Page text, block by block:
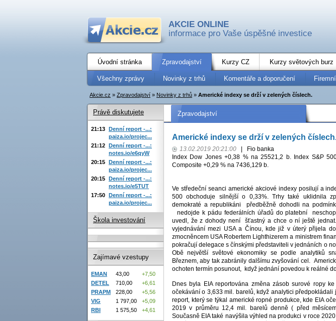
AKCIE ONLINE
informace pro Vaše úspěšné investice
Úvodní stránka Zpravodajství Kurzy CZ Kurzy světových burz
Všechny zprávy Novinky z trhů Komentáře a doporučení
Akcie.cz » Zpravodajství » Novinky z trhů » Americké indexy se drží v zelených číslech.
Zpravodajství
Americké indexy se drží v zelených
13.02.2019 20:21:00
Fio banka
Index Dow Jones +0,38 % na 25521,2 b. Index S&P
Composite +0,29 % na 7436,129 b.
Ve středeční seanci americké akciové indexy posilují a
500 obchoduje silnější o 0,33%. Trhy také uklidnila
demokraté a republikáni předběžně dohodli na
nedojde k pádu federálních úřadů do platební
uvedl, že z dohody není šťastný a chce o ní ještě
vyjednávání mezi USA a Čínou, kde již v úterý přijela
zmocněncem USA Robertem Lighthizerem a ministrem
pokračují delegace s čínskými představiteli v jednáních o
Obě největší světové ekonomiky se podle analytiků
Březnem, aby tak zabránily dalšímu zvyšování cel.
ochoten termín posunout, když jednání povedou k reálné
Dnes byla EIA reportována změna zásob surové ropy
očekávání o 3,633 mil. barelů, když analytici předpokládali
report, který se týkal americké ropné produkce, kde EIA
2019 v průměru 12,4 mil. barelů denně ( před
Současně EIA také navýšila výhled na produkci v roce
Právě diskutujete
21:13 Denní report -...:
paiza.io/projec...
21:12 Denní report -...:
notes.io/e6qyW
20:15 Denní report -...:
paiza.io/projec...
20:15 Denní report -...:
notes.io/e5TUT
17:50 Denní report -...:
paiza.io/projec...
Škola investování
Zajímavé vzestupy
EMAN 43,00
+7,50
DETEL
710,00
+6,61
PRAPM
228,00
+5,56
VIG
1 797,00
+5,09
RBI
1 575,50 +4,61